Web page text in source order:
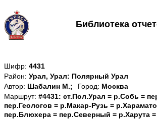
Библиотека
Шифр: 4431
Район: Урал, Урал: Полярный Урал
Автор: Шабалин М.; Город: Москва
Маршрут: #4431: ст.Пол.Урал = р.Собь =
пер.Геологов = р.Макар-Рузь =
пер.Блюхера = пер.Северный = р.Харута =